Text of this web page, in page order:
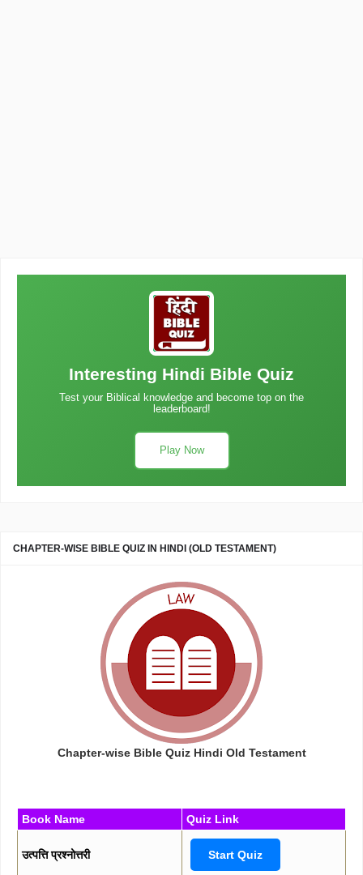
Interesting Hindi Bible Quiz
Test your Biblical knowledge and become top on the
leaderboard!
Play Now
CHAPTER-WISE BIBLE QUIZ IN HINDI (OLD TESTAMENT)
Chapter-wise Bible Quiz Hindi Old Testament
Book Name Quiz Link
उत्पत्ति प्रश्नोत्तरी Start Quiz